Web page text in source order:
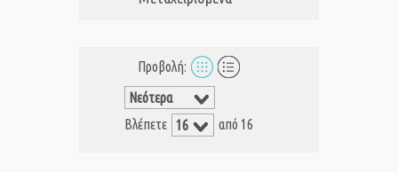
Προβολή:
Βλέπετε από 16